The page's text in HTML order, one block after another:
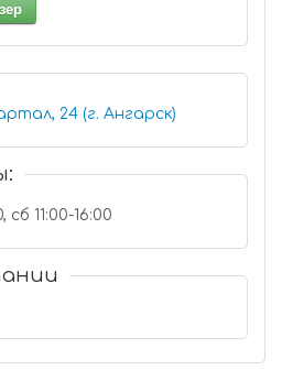
24 (г. Ангарск)
сб 11:00-16:00